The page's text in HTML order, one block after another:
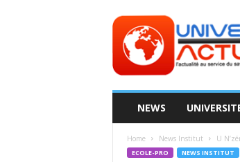
ACTU
NEWS
Home News Institut U
ECOLE-PRO NEWS INSTITUT